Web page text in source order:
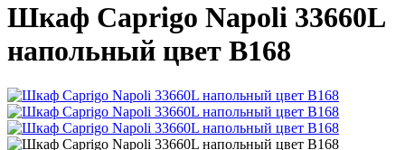
Шкаф Caprigo Napoli 33660L
напольный цвет B168